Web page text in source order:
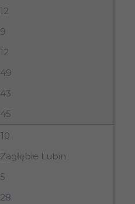
12
9
12
49
43
45
10
Zagłębie Lubin
5
28